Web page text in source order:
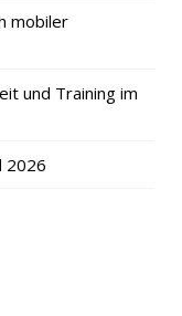
mobiler
und Training im
2026